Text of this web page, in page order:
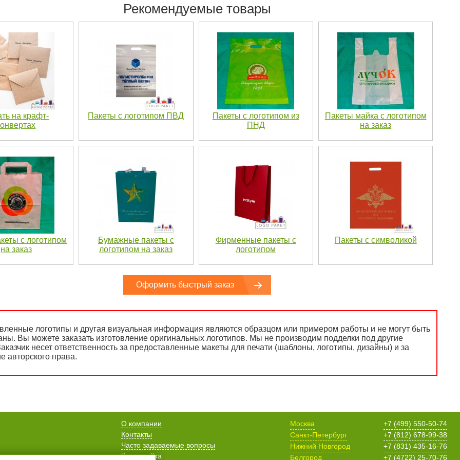
Рекомендуемые товары
на крафт-
Пакеты с логотипом ПВД
Пакеты с логотипом из
ПНД
Пакеты майка с логотипом
на заказ
с логотипом
на заказ
Бумажные пакеты с
логотипом на заказ
Фирменные пакеты с
логотипом
Пакеты с символикой
Оформить быстрый заказ
логотипы и другая визуальная информация являются образцом или примером работы и не могут быть
Вы можете заказать изготовление оригинальных логотипов. Мы не производим подделки под другие
несет ответственность за предоставленные макеты для печати (шаблоны, логотипы, дизайны) и за
авторского права.
О компании
Контакты
Часто задаваемые вопросы
Карта сайта
Москва
+7 (499) 550-50-74
Санкт-Петербург
+7 (812) 678-99-38
Нижний Новгород
+7 (831) 435-16-76
Белгород
+7 (4722) 25-70-76